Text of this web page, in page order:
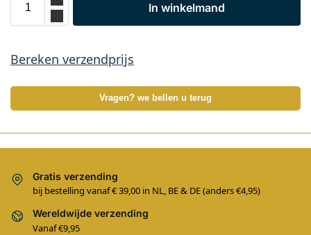
In winkelmand
Bereken verzendprijs
Vragen? we bellen u terug
Gratis verzending
bij bestelling vanaf € 39,00 in NL, BE & DE (anders €4,95)
Wereldwijde verzending
Vanaf €9,95